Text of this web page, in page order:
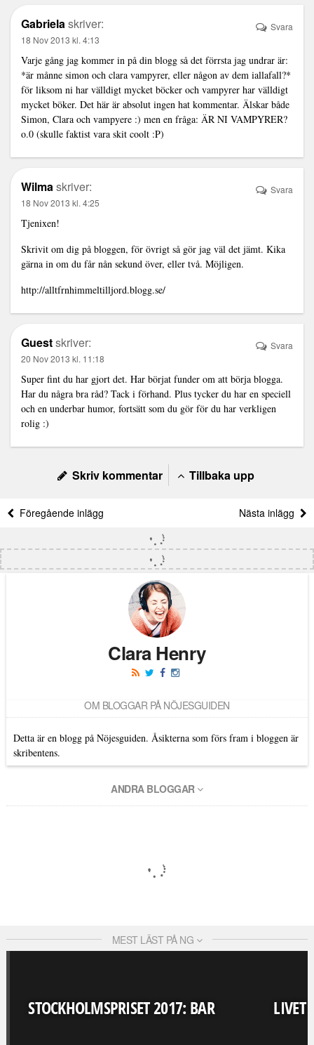
Gabrielaskriver:
18 Nov 2013 kl. 4:13
Varje gång jag kommer in på din blogg så det förrsta jag undrar är:
*är månne simon och clara vampyrer, eller någon av dem iallafall?*
för liksom ni har välldigt mycket böcker och vampyrer har välldigt
mycket böker. Det här är absolut ingen hat kommentar. Älskar både
Simon, Clara och vampyere :) men en fråga: ÄR NI VAMPYRER?
o.0 (skulle faktist vara skit coolt :P)
Svara
Wilmaskriver:
18 Nov 2013 kl. 4:25
Tjenixen!
Skrivit om dig på bloggen, för övrigt så gör jag väl det jämt. Kika
gärna in om du får nån sekund över, eller två. Möjligen.
http://alltfrnhimmeltilljord.blogg.se/
Svara
Guestskriver:
20 Nov 2013 kl. 11:18
Super fint du har gjort det. Har börjat funder om att börja blogga.
Har du några bra råd? Tack i förhand. Plus tycker du har en speciell
och en underbar humor, fortsätt som du gör för du har verkligen
rolig :)
Svara
Skriv kommentar Tillbaka upp
Föregående inlägg Nästa inlägg
Clara Henry
OM BLOGGAR PÅ NÖJESGUIDEN
Detta är en blogg på Nöjesguiden. Åsikterna som förs fram i bloggen är
skribentens.
ANDRA BLOGGAR
MEST LÄST PÅ NG
STOCKHOLMSPRISET 2017: BAR LIVET